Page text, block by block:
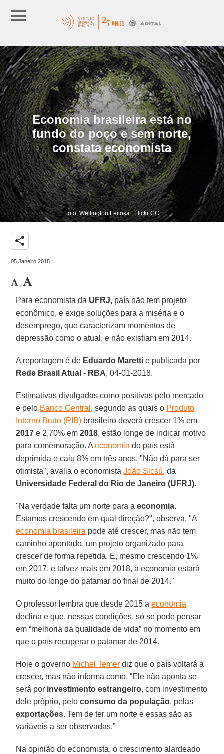
Economia brasileira está no
fundo do poço e sem norte,
constata economista
Foto: Wellington Feitosa | Flickr CC
share
05 Janeiro 2018
Para economista da UFRJ, país não tem projeto
econômico, e exige soluções para a miséria e o
desemprego, que caracterizam momentos de
depressão como o atual, e não existiam em 2014.
A reportagem é de Eduardo Maretti e publicada por
Rede Brasil Atual - RBA, 04-01-2018.
Estimativas divulgadas como positivas pelo mercado
e pelo Banco Central , segundo as quais o Produto
Interno Bruto (PIB) brasileiro deverá crescer 1% em
2017 e 2,70% em2018, estão longe de indicar motivo
para comemoração. Aeconomia do país está
deprimida e caiu 8% em três anos. "Não dá para ser
otimista", avalia o economistaJoão Sicsú, da
Universidade Federal do Rio de Janeiro (UFRJ).
"Na verdade falta um norte para aeconomia.
Estamos crescendo em qual direção?", observa. "A
economia brasileira pode até crescer, mas não tem
caminho apontado, um projeto organizado para
crescer de forma repetida. E, mesmo crescendo 1%
em 2017, e talvez mais em 2018, a economia estará
muito do longe do patamar do final de 2014."
O professor lembra que desde 2015 aeconomia
declina e que, nessas condições, só se pode pensar
em “melhoria da qualidade de vida” no momento em
que o país recuperar o patamar de 2014.
Hoje o governo Michel Temer diz que o país voltará a
crescer, mas não informa como. “Ele não aponta se
será por investimento estrangeiro, com investimento
dele próprio, peloconsumo da população, pelas
exportações. Tem de ter um norte e essas são as
variáveis a ser observadas.”
Na opinião do economista, o crescimento alardeado